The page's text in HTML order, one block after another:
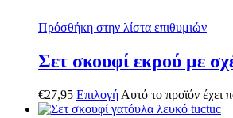
Πρόσθήκη στην λίστα επιθυμιών
Σετ σκουφί εκρού με
€27,95 Επιλογή Αυτό το προϊόν έχει